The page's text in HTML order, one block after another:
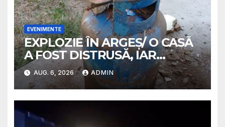
EVENIMENTE
EXPLOZIE ÎN ARGEȘ/ O CASĂ
A FOST DISTRUSĂ, IAR
PROPRIETARA A SUFERIT
ARSURI GRAVE
AUG. 6, 2026 ADMIN